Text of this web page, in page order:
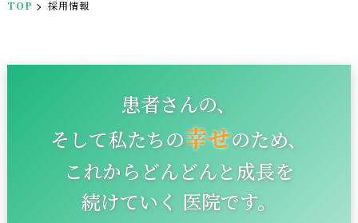
TOP 採用情報
患者さんの、
そして私たちの幸せのため、
これからどんどんと成長を
続けていく 医院です。